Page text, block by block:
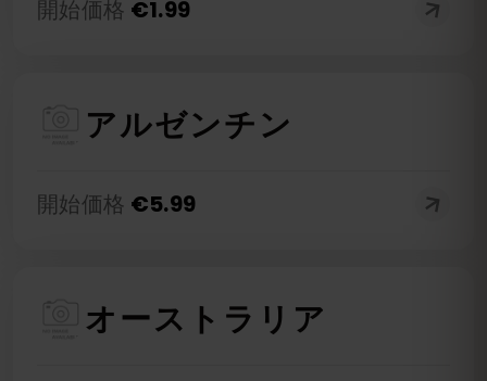
開始価格 €1.99
アルゼンチン
開始価格 €5.99
オーストラリア